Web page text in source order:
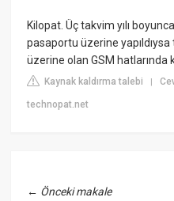
Kilopat. Üç takvim yılı
pasaportu üzerine
üzerine olan GSM hatlarında
Kaynak kaldırma talebi |
technopat.net
← Önceki makale